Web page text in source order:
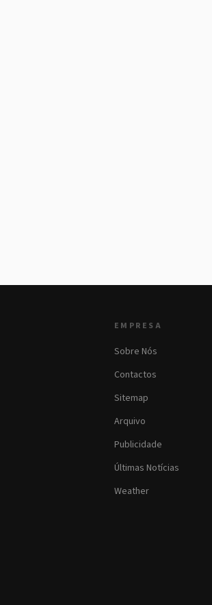
EMPRESA
Sobre Nós
Contactos
Sitemap
Arquivo
Publicidade
Últimas Notícias
Weather